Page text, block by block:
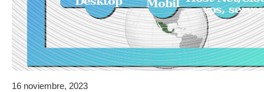
16 noviembre, 2023